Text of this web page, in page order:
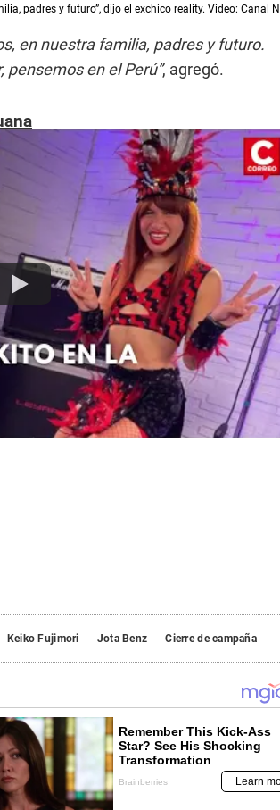
padres y futuro”, dijo el exchico reality. Video: Canal N
en nuestra familia, padres y futuro.
pensemos en el Perú”, agregó.
Keiko Fujimori Jota Benz Cierre de campaña